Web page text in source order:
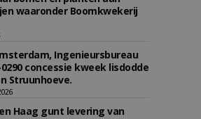
waaronder Boomkwekerij
Ingenieursbureau
concessie kweek lisdodde
Struunhoeve.
Haag gunt levering van